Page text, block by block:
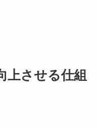
上させる仕組